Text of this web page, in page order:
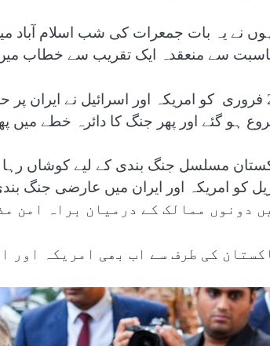
سے منعقدہ ایک تقریب سے خطاب
28 فروری کو امریکہ اور اسرائیل نے
ہو گئے اور پھر جنگ کا دائرہ خطے میں
دونوں ممالک کے درمیان براہ امن
کی طرف سے اب بھی امریکہ اور